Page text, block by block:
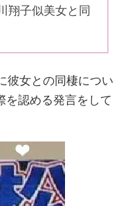
子似美女と同
彼女との同棲につい
を認める発言をして